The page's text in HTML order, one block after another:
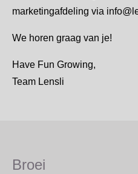
marketingafdeling via
We horen graag van je!
Have Fun Growing,
Team Lensli
Broei